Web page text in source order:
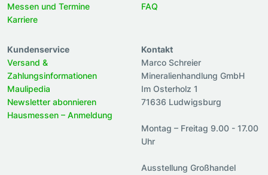
Messen und Termine
Karriere
FAQ
Kundenservice
Versand &
Zahlungsinformationen
Maulipedia
Newsletter abonnieren
Hausmessen – Anmeldung
Kontakt
Marco Schreier
Mineralienhandlung GmbH
Im Osterholz 1
71636 Ludwigsburg
Montag – Freitag 9.00 - 17.00
Uhr
Ausstellung Großhandel